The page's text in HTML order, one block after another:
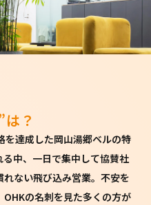
？
を達成した岡山湯郷ベルの特
中、一日で集中して協賛社
ない飛び込み営業。不安を
の名刺を見た多くの方が